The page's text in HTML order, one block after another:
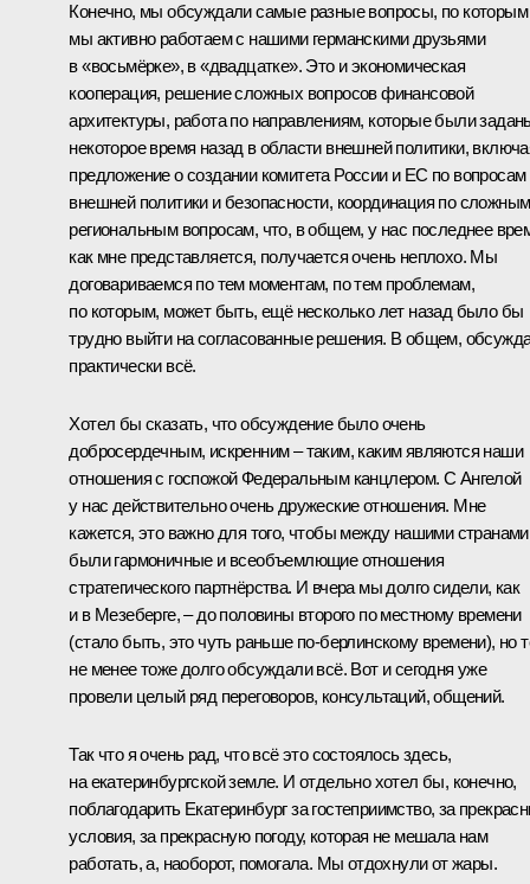
Конечно, мы обсуждали самые разные вопросы, по которым
мы активно работаем с нашими германскими друзьями
в «восьмёрке», в «двадцатке». Это и экономическая
кооперация, решение сложных вопросов финансовой
архитектуры, работа по направлениям, которые были
некоторое время назад в области внешней политики,
предложение о создании комитета России и ЕС по вопросам
внешней политики и безопасности, координация по сложным
региональным вопросам, что, в общем, у нас последнее
как мне представляется, получается очень неплохо. Мы
договариваемся по тем моментам, по тем проблемам,
по которым, может быть, ещё несколько лет назад было бы
трудно выйти на согласованные решения. В общем,
практически всё.
Хотел бы сказать, что обсуждение было очень
добросердечным, искренним – таким, каким являются наши
отношения с госпожой Федеральным канцлером. С Ангелой
у нас действительно очень дружеские отношения. Мне
кажется, это важно для того, чтобы между нашими странами
были гармоничные и всеобъемлющие отношения
стратегического партнёрства. И вчера мы долго сидели, как
и в Мезеберге, – до половины второго по местному времени
(стало быть, это чуть раньше по‑берлинскому времени), но
не менее тоже долго обсуждали всё. Вот и сегодня уже
провели целый ряд переговоров, консультаций, общений.
Так что я очень рад, что всё это состоялось здесь,
на екатеринбургской земле. И отдельно хотел бы, конечно,
поблагодарить Екатеринбург за гостеприимство, за
условия, за прекрасную погоду, которая не мешала нам
работать, а, наоборот, помогала. Мы отдохнули от жары.